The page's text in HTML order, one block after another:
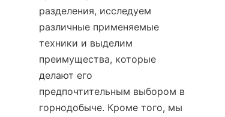
разделения, исследуем
различные применяемые
техники и выделим
преимущества, которые
делают его
предпочтительным выбором в
горнодобыче. Кроме того, мы